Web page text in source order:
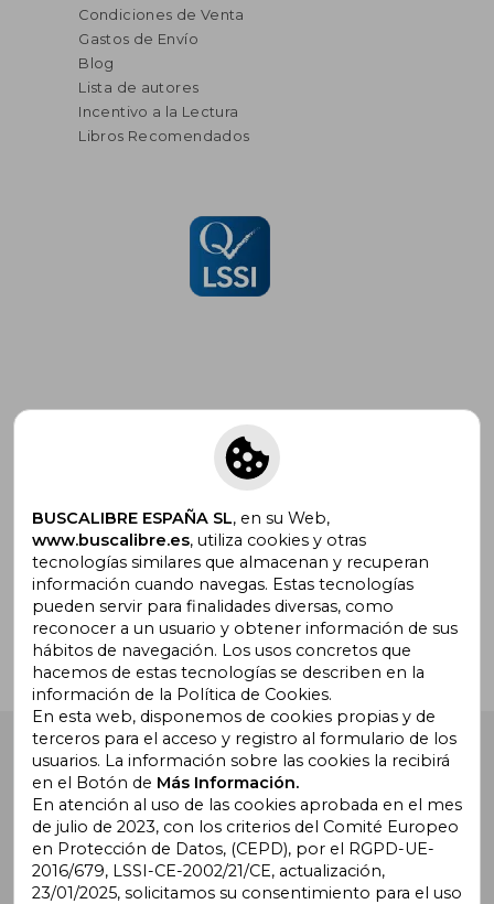
Condiciones de Venta
Gastos de Envío
Blog
Lista de autores
Incentivo a la Lectura
Libros Recomendados
Suscríbete para recibir ofertas y
promociones
¿Necesitas ayuda?
Buscalibre España . Calle Energía, 65, Nave 3 (08940),
Cornellà de Llobregat, Barcelona. Derechos Reservados.
BUSCALIBRE ESPAÑA SL, en su Web,
www.buscalibre.es, utiliza cookies y otras
tecnologías similares que almacenan y recuperan
información cuando navegas. Estas tecnologías
pueden servir para finalidades diversas, como
reconocer a un usuario y obtener información de sus
hábitos de navegación. Los usos concretos que
hacemos de estas tecnologías se describen en la
información de la Política de Cookies.
En esta web, disponemos de cookies propias y de
terceros para el acceso y registro al formulario de los
usuarios. La información sobre las cookies la recibirá
en el Botón de Más Información.
En atención al uso de las cookies aprobada en el mes
de julio de 2023, con los criterios del Comité Europeo
en Protección de Datos, (CEPD), por el RGPD-UE-
2016/679, LSSI-CE-2002/21/CE, actualización,
23/01/2025, solicitamos su consentimiento para el uso